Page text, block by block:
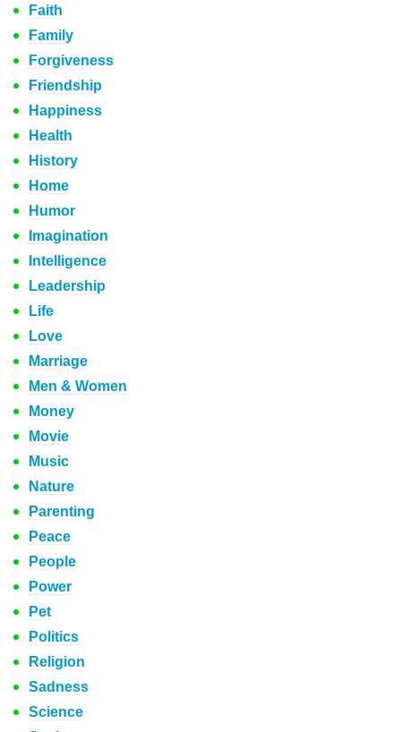
Faith
Family
Forgiveness
Friendship
Happiness
Health
History
Home
Humor
Imagination
Intelligence
Leadership
Life
Love
Marriage
Men & Women
Money
Movie
Music
Nature
Parenting
Peace
People
Power
Pet
Politics
Religion
Sadness
Science